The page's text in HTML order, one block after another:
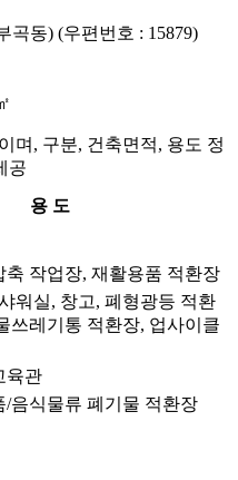
곡동) (우편번호 : 15879)
며, 구분, 건축면적, 용도 정
공
용 도
축 작업장, 재활용품 적환장
워실, 창고, 폐형광등 적환
쓰레기통 적환장, 업사이클
육관
/음식물류 폐기물 적환장